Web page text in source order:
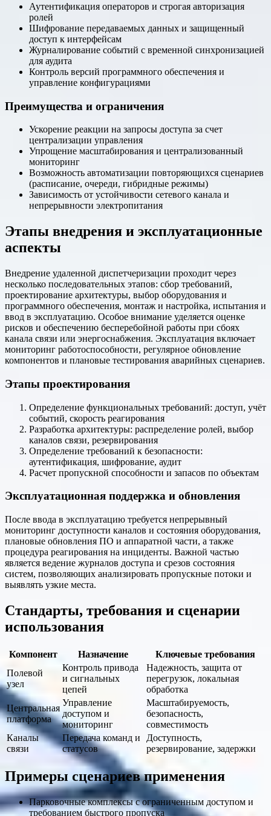
Аутентификация операторов и строгая авторизация
ролей
Шифрование передаваемых данных и защищенный
доступ к интерфейсам
Журналирование событий с временной синхронизацией
для аудита
Контроль версий программного обеспечения и
управление конфигурациями
Преимущества и ограничения
Ускорение реакции на запросы доступа за счет
централизации управления
Упрощение масштабирования и централизованный
мониторинг
Возможность автоматизации повторяющихся сценариев
(расписание, очереди, гибридные режимы)
Зависимость от устойчивости сетевого канала и
непрерывности электропитания
Этапы внедрения и эксплуатационные
аспекты
Внедрение удаленной диспетчеризации проходит через
несколько последовательных этапов: сбор требований,
проектирование архитектуры, выбор оборудования и
программного обеспечения, монтаж и настройка, испытания и
ввод в эксплуатацию. Особое внимание уделяется оценке
рисков и обеспечению бесперебойной работы при сбоях
канала связи или энергоснабжения. Эксплуатация включает
мониторинг работоспособности, регулярное обновление
компонентов и плановые тестирования аварийных сценариев.
Этапы проектирования
Определение функциональных требований: доступ, учёт
событий, скорость реагирования
Разработка архитектуры: распределение ролей, выбор
каналов связи, резервирования
Определение требований к безопасности:
аутентификация, шифрование, аудит
Расчет пропускной способности и запасов по объектам
Эксплуатационная поддержка и обновления
После ввода в эксплуатацию требуется непрерывный
мониторинг доступности каналов и состояния оборудования,
плановые обновления ПО и аппаратной части, а также
процедура реагирования на инциденты. Важной частью
является ведение журналов доступа и срезов состояния
систем, позволяющих анализировать пропускные потоки и
выявлять узкие места.
Стандарты, требования и сценарии
использования
Компонент Назначение
Ключевые требования
Полевой
узел
Контроль привода
и сигнальных
цепей
Надежность, защита от
перегрузок, локальная
обработка
Центральная
платформа
Управление
доступом и
мониторинг
Масштабируемость,
безопасность,
совместимость
Каналы
связи
Передача команд и
статусов
Доступность,
резервирование, задержки
Примеры сценариев применения
Парковочные комплексы с ограниченным доступом и
требованием быстрого пропуска